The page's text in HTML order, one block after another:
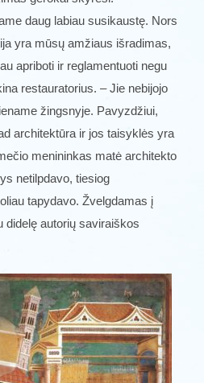
daug labiau susikaustę. Nors
yra mūsų amžiaus išradimas,
apriboti ir reglamentuoti negu
restauratorius. – Jie nebijojo
žingsnyje. Pavyzdžiui,
architektūra ir jos taisyklės yra
menininkas matė architekto
netilpdavo, tiesiog
tapydavo. Žvelgdamas į
didelę autorių saviraiškos